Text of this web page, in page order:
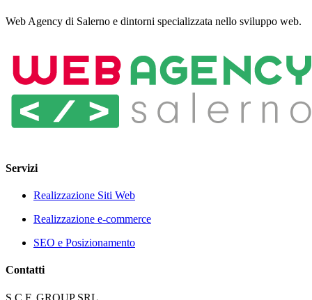
Web Agency di Salerno e dintorni specializzata nello sviluppo web.
Servizi
Realizzazione Siti Web
Realizzazione e-commerce
SEO e Posizionamento
Contatti
S.C.F. GROUP SRL